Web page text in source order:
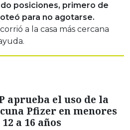
posiciones, primero de
para no agotarse.
a la casa más cercana
aprueba el uso de la
Pfizer en menores
12 a 16 años